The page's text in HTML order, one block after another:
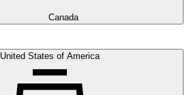
Canada
United States of America